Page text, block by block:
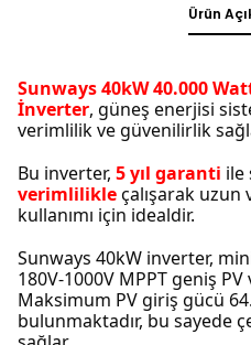
Ürün
Sunways 40kW 40.000
İnverter, güneş enerjisi
verimlilik ve güvenilirlik
Bu inverter, 5 yıl garanti ile
verimlilikleçalışarak uzun
kullanımı için idealdir.
Sunways 40kW inverter,
180V-1000V MPPT geniş
Maksimum PV giriş gücü
bulunmaktadır, bu sayede